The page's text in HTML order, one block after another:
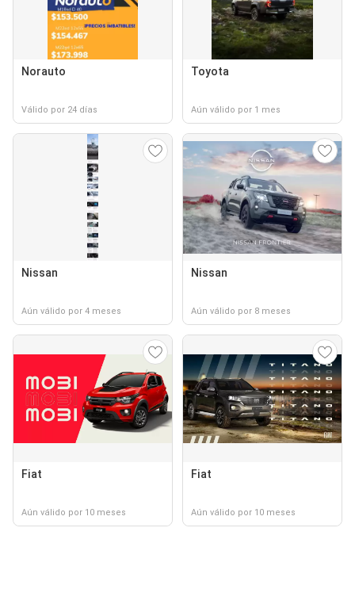
Norauto
Válido por 24 días
Toyota
Aún válido por 1 mes
Nissan
Aún válido por 4 meses
Nissan
Aún válido por 8 meses
Fiat
Aún válido por 10 meses
Fiat
Aún válido por 10 meses